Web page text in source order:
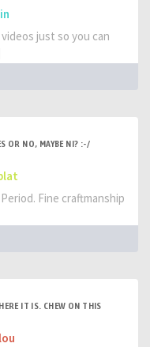
just so you can
OR NO, MAYBE NI? :-/
Fine craftmanship
IT IS. CHEW ON THIS